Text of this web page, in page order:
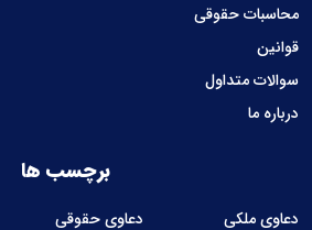
محاسبات حقوقی
قوانین
سوالات متداول
درباره ما
برچسب ها
دعاوی ملکی دعاوی حقوقی